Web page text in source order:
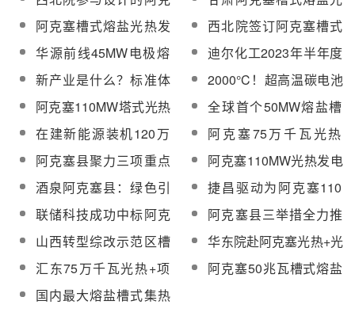
塞槽式熔盐光热项目通
过初设审查
热发电测试平台顺利完
成注盐
阿克塞槽式熔盐光热发
电测试平台项目已进入
全面施工阶段
西北院签订阿克塞槽式
熔盐光热发电项目勘测
设计合同
华源前线45MW电极熔
盐炉将供货吐鲁番光热
+光伏一体化项目
迪尔化工2023年半年度
董事会经营评述
新产业是什么？标准体
系如何建设？四部门划
重点
2000°C！超高温碳电池
有望实现超低成本的热
能和能量存储
阿克塞110MW塔式光热
项目已完成吸热塔上部
结构浇筑124米【附
图】
全球首个50MW熔盐槽
式光热发电项目正有序
施工【附现场图】
在建新能源装机120万
千瓦！阿克塞县全力助
推新能源产业高质量发
展
阿克塞75万千瓦光热
+光伏试点项目吸热塔
180米筒壁结构施工成
功到顶
阿克塞县聚力三项重点
稳步推进产业升级绿色
高质量发展
阿克塞110MW光热发电
项目全力开展建设工作
酒泉阿克塞县：绿色引
擎驱动产业发展
捷昌驱动为阿克塞110
兆瓦光热项目所有定日
镜提供电动推杆产品
联储科技成功中标阿克
塞汇东新能源光热+光伏
试点项目化盐服务
阿克塞县三举措全力推
动项目建设“大提速”
山西转型综改示范区槽
式太阳能光热工程招标
华东院赴阿克塞光热+光
伏试点项目开展秋季安
全大检查、项目巡查暨
汇东75万千瓦光热+项
目加快推进建设！阿克
塞稳步推进产业升级绿
阿克塞50兆瓦槽式熔盐
国内最大熔盐槽式集热